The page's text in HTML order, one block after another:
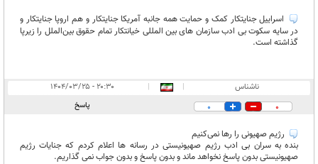
اسراییل جنایتکار کمک و حمایت همه جانبه آمریکا جنایتکار و هم اروپا جنایتکار و
در سایه سکوت بی ادب سازمان های بین المللی خیانتکار تمام حقوق بین‌الملل را زیرپا
گذاشته است.
ناشناس |
|
۲۰:۳۰ - ۱۴۰۴/۰۳/۲۵
0
0 پاسخ
رژیم صهیونی را رها نمی‌کنیم
بنده به سران بی ادب رژیم صهیونیستی در رسانه ها اعلام کردم که جنایات رژیم
صهیونیستی بدون پاسخ نخواهد ماند و بدون پاسخ و بدون جواب نمی گذاریم.